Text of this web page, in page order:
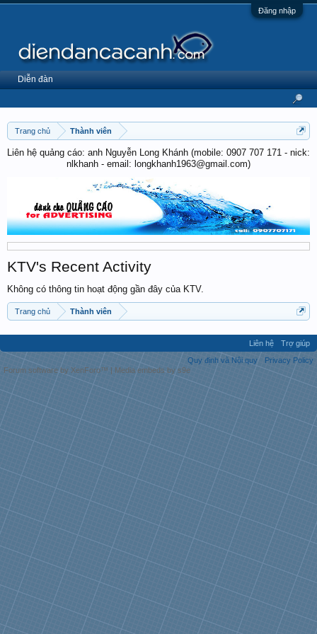
Đăng nhập
Trang chủ Thành viên
Liên hệ quảng cáo: anh Nguyễn Long Khánh (mobile: 0907 707 171 - nick:
nlkhanh - email: longkhanh1963@gmail.com)
KTV's Recent Activity
Không có thông tin hoạt động gần đây của KTV.
Trang chủ Thành viên
Diễn đàn
Liên hệ
Trợ giúp
Quy định và Nội quy
Privacy Policy
Forum software by XenForo™ | Media embeds by s9e